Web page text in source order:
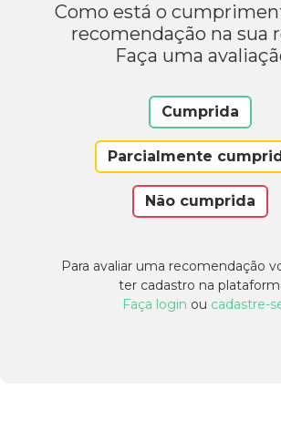
Como está o
recomendação na sua
Faça uma
Cumprida
Parcialmente
Não cumprida
Para avaliar uma recomendação
ter cadastro na
Faça login ou cadastre-